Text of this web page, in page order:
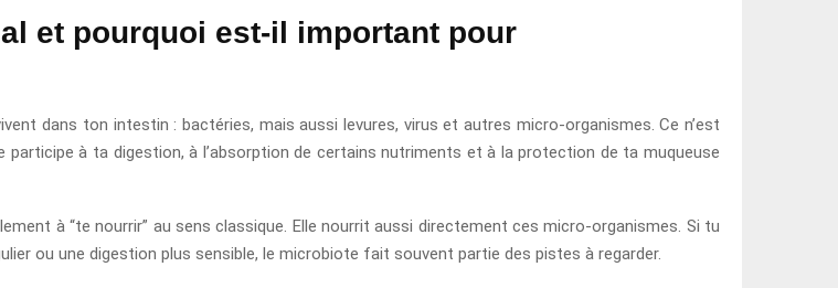
et pourquoi est-il important pour
dans ton intestin : bactéries, mais aussi levures, virus et autres micro-organismes. Ce n’est
à ta digestion, à l’absorption de certains nutriments et à la protection de ta muqueuse
à “te nourrir” au sens classique. Elle nourrit aussi directement ces micro-organismes. Si tu
ou une digestion plus sensible, le microbiote fait souvent partie des pistes à regarder.